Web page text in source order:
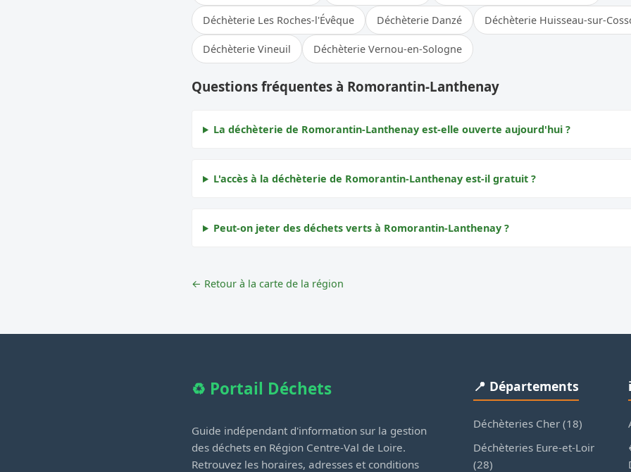
Déchèterie Les Roches-l'Évêque Déchèterie Danzé Déchèterie Huisseau-sur-
Déchèterie Vineuil Déchèterie Vernou-en-Sologne
Questions fréquentes à Romorantin-Lanthenay
La déchèterie de Romorantin-Lanthenay est-elle ouverte aujourd'hui ?
L'accès à la déchèterie de Romorantin-Lanthenay est-il gratuit ?
Peut-on jeter des déchets verts à Romorantin-Lanthenay ?
← Retour à la carte de la région
♻️ Portail Déchets
Guide indépendant d'information sur la gestion
des déchets en Région Centre-Val de Loire.
Retrouvez les horaires, adresses et conditions
📍 Départements
Déchèteries Cher (18)
Déchèteries Eure-et-Loir
(28)